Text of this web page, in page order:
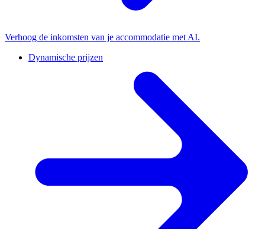
Verhoog de inkomsten van je accommodatie met AI.
Dynamische prijzen